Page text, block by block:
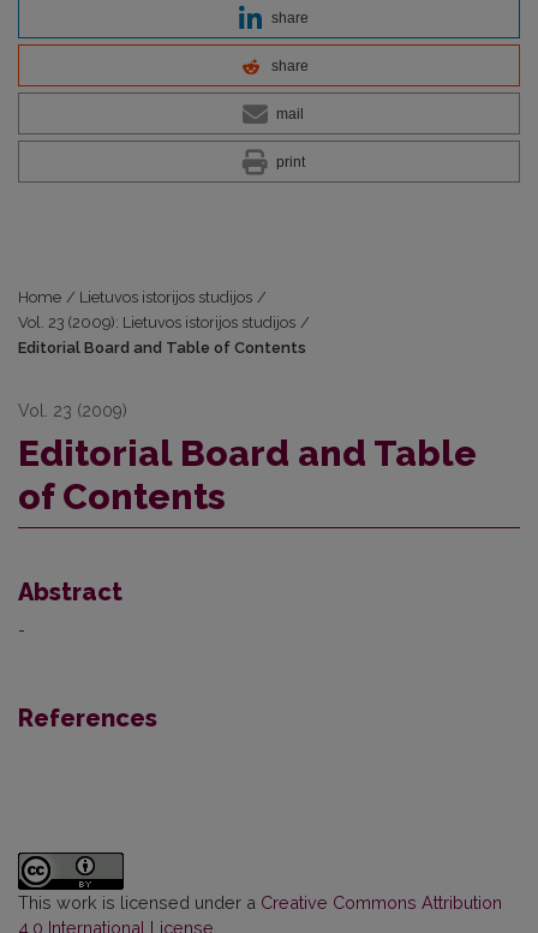
share
share
mail
print
Home / Lietuvos istorijos studijos /
Vol. 23 (2009): Lietuvos istorijos studijos /
Editorial Board and Table of Contents
Vol. 23 (2009)
Editorial Board and Table
of Contents
Abstract
-
References
This work is licensed under a Creative Commons Attribution
4.0 International License